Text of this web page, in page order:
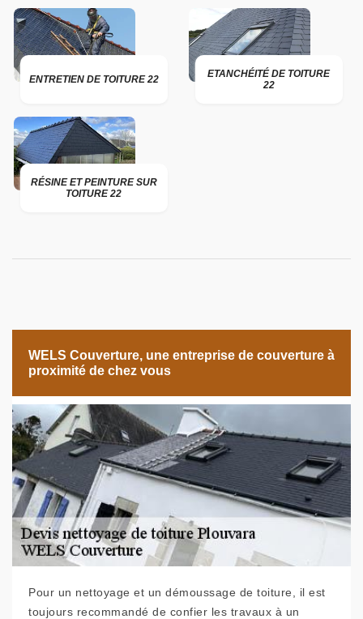
ENTRETIEN DE TOITURE 22
ETANCHÉITÉ DE TOITURE
22
RÉSINE ET PEINTURE SUR
TOITURE 22
WELS Couverture, une entreprise de couverture à
proximité de chez vous
Pour un nettoyage et un démoussage de toiture, il est
toujours recommandé de confier les travaux à un